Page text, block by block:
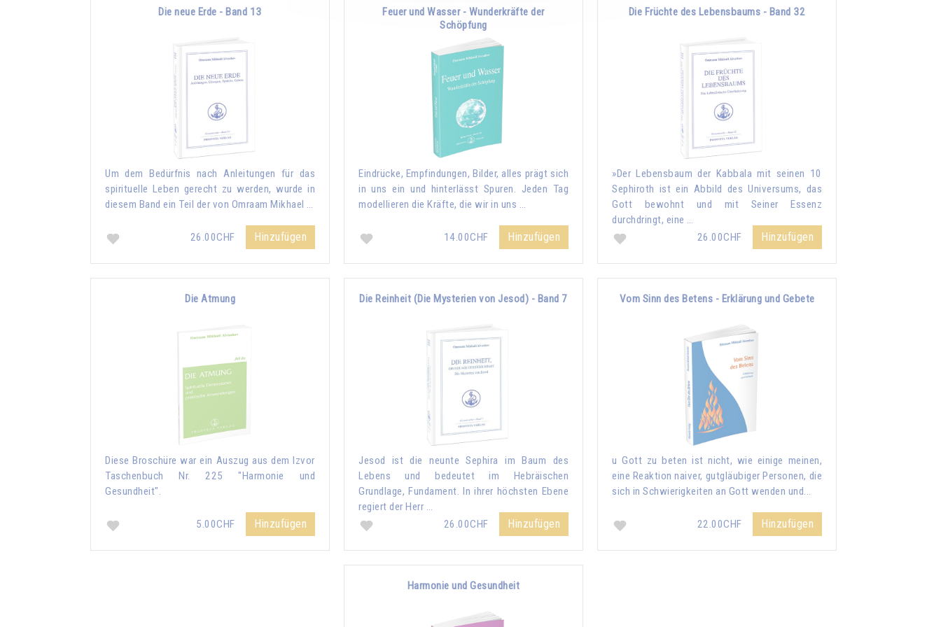
Die neue Erde - Band 13
Um dem Bedürfnis nach Anleitungen für das
spirituelle Leben gerecht zu werden, wurde in
diesem Band ein Teil der von Omraam Mikhael …
26.00CHF Hinzufügen
Feuer und Wasser - Wunderkräfte der
Schöpfung
Eindrücke, Empfindungen, Bilder, alles prägt sich
in uns ein und hinterlässt Spuren. Jeden Tag
modellieren die Kräfte, die wir in uns …
14.00CHF Hinzufügen
Die Früchte des Lebensbaums - Band 32
»Der Lebensbaum der Kabbala mit seinen 10
Sephiroth ist ein Abbild des Universums, das
Gott bewohnt und mit Seiner Essenz
durchdringt, eine …
26.00CHF
Hinzufügen
Die Atmung
Diese Broschüre war ein Auszug aus dem Izvor
Taschenbuch Nr. 225 "Harmonie und
Gesundheit".
5.00CHF Hinzufügen
Die Reinheit (Die Mysterien von Jesod) - Band 7
Jesod ist die neunte Sephira im Baum des
Lebens und bedeutet im Hebräischen
Grundlage, Fundament. In ihrer höchsten Ebene
regiert der Herr …
26.00CHF
Hinzufügen
Vom Sinn des Betens - Erklärung und Gebete
u Gott zu beten ist nicht, wie einige meinen,
eine Reaktion naiver, gutgläubiger Personen, die
sich in Schwierigkeiten an Gott wenden und...
22.00CHF Hinzufügen
Harmonie und Gesundheit